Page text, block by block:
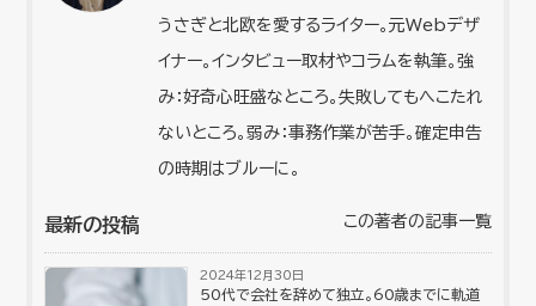
うさぎと北欧を愛するライター。元Webデザ
イナー。インタビュー取材やコラムを執筆。強
み：好奇心旺盛なところ。失敗してもへこたれ
ないところ。弱み：事務作業が苦手。確定申告
の時期はブルーに。
最新の投稿 この著者の記事一覧
2024年12月30日
50代で会社を辞めて独立。60歳までに軌道